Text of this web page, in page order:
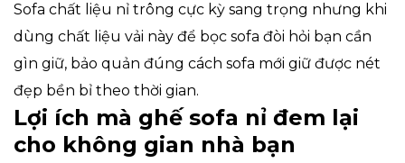
Sofa chất liệu nỉ trông cực kỳ sang trọng nhưng khi
dùng chất liệu vải này để bọc sofa đòi hỏi bạn cần
gìn giữ, bảo quản đúng cách sofa mới giữ được nét
đẹp bền bỉ theo thời gian.
Lợi ích mà ghế sofa nỉ đem lại
cho không gian nhà bạn